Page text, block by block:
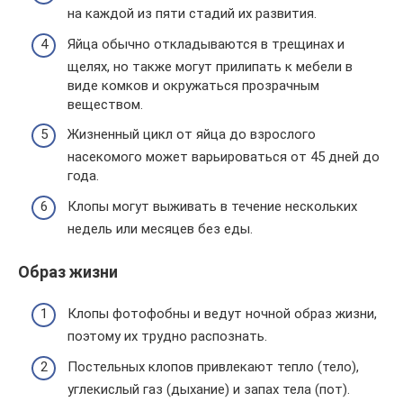
на каждой из пяти стадий их развития.
Яйца обычно откладываются в трещинах и
щелях, но также могут прилипать к мебели в
виде комков и окружаться прозрачным
веществом.
Жизненный цикл от яйца до взрослого
насекомого может варьироваться от 45 дней до
года.
Клопы могут выживать в течение нескольких
недель или месяцев без еды.
Образ жизни
Клопы фотофобны и ведут ночной образ жизни,
поэтому их трудно распознать.
Постельных клопов привлекают тепло (тело),
углекислый газ (дыхание) и запах тела (пот).